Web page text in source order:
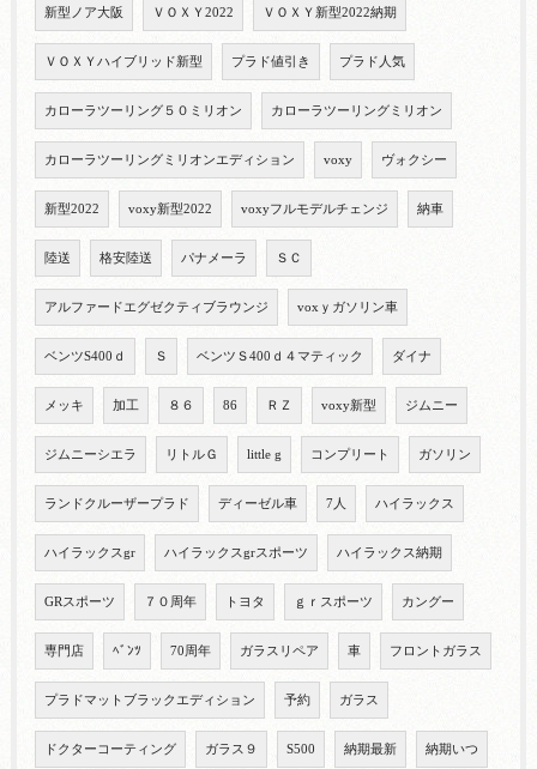
新型ノア大阪 ＶＯＸＹ2022 ＶＯＸＹ新型2022納期
ＶＯＸＹハイブリッド新型 プラド値引き プラド人気
カローラツーリング５０ミリオン カローラツーリングミリオン
カローラツーリングミリオンエディション voxy ヴォクシー
新型2022 voxy新型2022 voxyフルモデルチェンジ 納車
陸送 格安陸送 パナメーラ ＳＣ
アルファードエグゼクティブラウンジ voxｙガソリン車
ベンツS400ｄ Ｓ ベンツＳ400ｄ４マティック ダイナ
メッキ 加工 ８６ 86 ＲＺ voxy新型 ジムニー
ジムニーシエラ リトルＧ little g コンプリート ガソリン
ランドクルーザープラド ディーゼル車 7人 ハイラックス
ハイラックスgr ハイラックスgrスポーツ ハイラックス納期
GRスポーツ ７０周年 トヨタ ｇｒスポーツ カングー
専門店 ﾍﾞﾝﾂ 70周年 ガラスリペア 車 フロントガラス
プラドマットブラックエディション 予約 ガラス
ドクターコーティング ガラス９ S500 納期最新 納期いつ